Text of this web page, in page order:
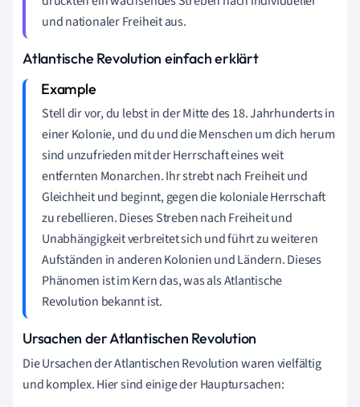
und nationaler Freiheit aus.
Atlantische Revolution einfach erklärt
Stell dir vor, du lebst in der Mitte des 18. Jahrhunderts in
einer Kolonie, und du und die Menschen um dich herum
sind unzufrieden mit der Herrschaft eines weit
entfernten Monarchen. Ihr strebt nach Freiheit und
Gleichheit und beginnt, gegen die koloniale Herrschaft
zu rebellieren. Dieses Streben nach Freiheit und
Unabhängigkeit verbreitet sich und führt zu weiteren
Aufständen in anderen Kolonien und Ländern. Dieses
Phänomen ist im Kern das, was als Atlantische
Revolution bekannt ist.
Ursachen der Atlantischen Revolution
Die Ursachen der Atlantischen Revolution waren vielfältig
und komplex. Hier sind einige der Hauptursachen: